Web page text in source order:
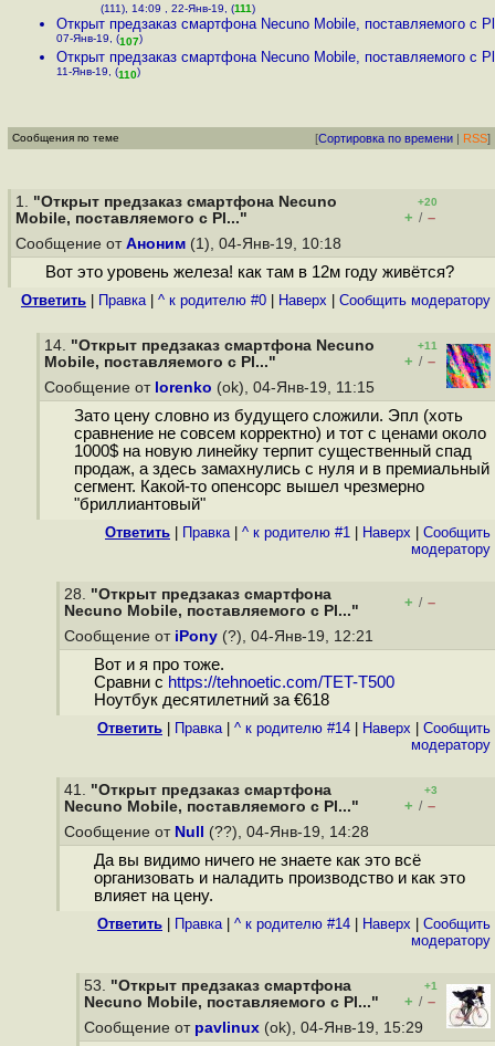
(111), 14:09 , 22-Янв-19, (111)
Открыт предзаказ смартфона Necuno Mobile, поставляемого с
07-Янв-19, (107)
Открыт предзаказ смартфона Necuno Mobile, поставляемого с
11-Янв-19, (110)
Сообщения по теме [Сортировка по времени | RSS]
1. "Открыт предзаказ смартфона Necuno
Mobile, поставляемого с Pl..."
+20
+ / –
Сообщение от Аноним (1), 04-Янв-19, 10:18
Вот это уровень железа! как там в 12м году живётся?
Ответить Правка| ^ к родителю #0 Наверх Cообщить модератору
14. "Открыт предзаказ смартфона Necuno
Mobile, поставляемого с Pl..."
+11
+ / –
Сообщение от lorenko (ok), 04-Янв-19, 11:15
Зато цену словно из будущего сложили. Эпл (хоть
сравнение не совсем корректно) и тот с ценами около
1000$ на новую линейку терпит существенный спад
продаж, а здесь замахнулись с нуля и в премиальный
сегмент. Какой-то опенсорс вышел чрезмерно
"бриллиантовый"
Ответить Правка| ^ к родителю #1 Наверх
Cообщить
модератору
28. "Открыт предзаказ смартфона
Necuno Mobile, поставляемого с Pl..."
+ / –
Сообщение от iPony (?), 04-Янв-19, 12:21
Вот и я про тоже.
Сравни с https://tehnoetic.com/TET-T500
Ноутбук десятилетний за €618
Ответить Правка| ^ к родителю #14 Наверх
Cообщить
модератору
41. "Открыт предзаказ смартфона
Necuno Mobile, поставляемого с Pl..."
+3
+ / –
Сообщение от Null (??), 04-Янв-19, 14:28
Да вы видимо ничего не знаете как это всё
организовать и наладить производство и как это
влияет на цену.
Ответить Правка| ^ к родителю #14 Наверх
Cообщить
модератору
53. "Открыт предзаказ смартфона
Necuno Mobile, поставляемого с Pl..."
+1
+ / –
Сообщение от pavlinux (ok), 04-Янв-19, 15:29